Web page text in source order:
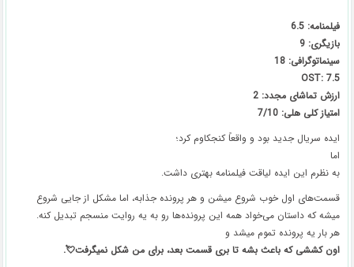
فیلمنامه: 6.5
بازیگری: 9
سینماتوگرافی: 18
OST: 7.5
ارزش تماشای مجدد: 2
امتیاز کلی هلی: 7/10
ایده سریال جدید بود و واقعاً کنجکاوم کرد؛
اما
به نظرم این ایده لیاقت فیلمنامه بهتری داشت.
قسمت‌های اول خوب شروع میشن و هر پرونده جذابه، اما مشکل از جایی شروع
میشه که داستان می‌خواد همه این پرونده‌ها رو به یه روایت منسجم تبدیل کنه.
هر بار یه پرونده تموم میشد و
اون کششی که باعث بشه تا بری قسمت بعد، برای من شکل نمیگرفت💘.